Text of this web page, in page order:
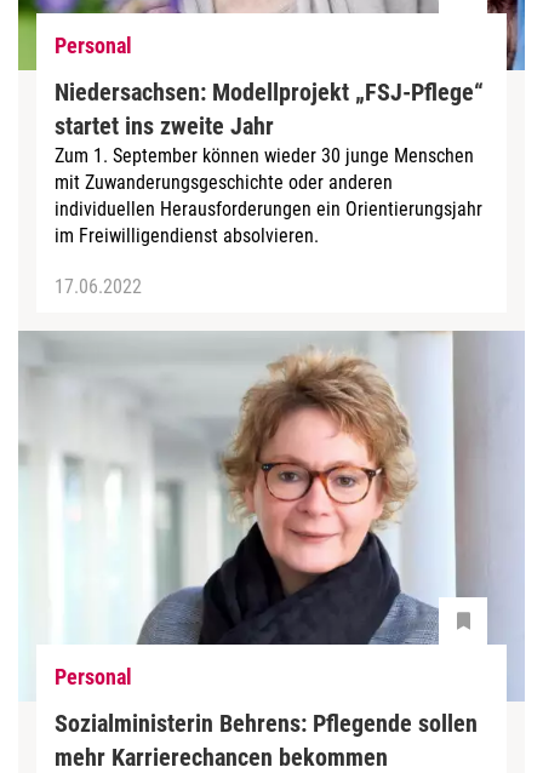
Personal
Niedersachsen: Modellprojekt „FSJ-Pflege“
startet ins zweite Jahr
Zum 1. September können wieder 30 junge Menschen
mit Zuwanderungsgeschichte oder anderen
individuellen Herausforderungen ein Orientierungsjahr
im Freiwilligendienst absolvieren.
17.06.2022
Personal
Sozialministerin Behrens: Pflegende sollen
mehr Karrierechancen bekommen